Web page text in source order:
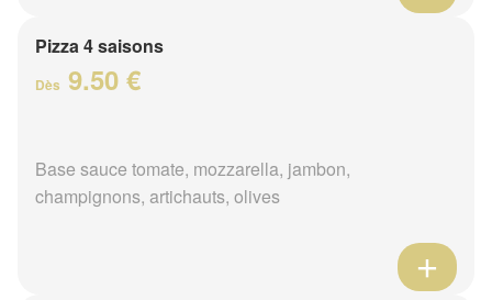
Pizza 4 saisons
Dès 9.50 €
Base sauce tomate, mozzarella, jambon,
champignons, artichauts, olives